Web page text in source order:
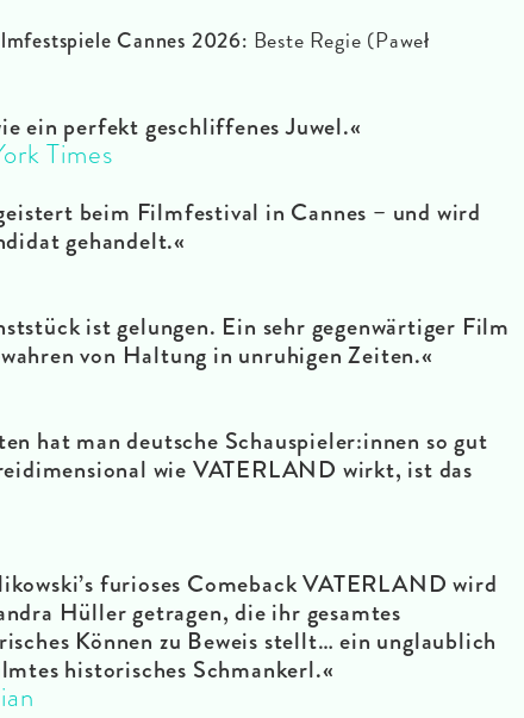
Cannes 2026: Beste Regie (Paweł
ein perfekt geschliffenes Juwel.«
Times
beim Filmfestival in Cannes – und wird
gehandelt.«
ist gelungen. Ein sehr gegenwärtiger Film
von Haltung in unruhigen Zeiten.«
hat man deutsche Schauspieler:innen so gut
wie VATERLAND wirkt, ist das
furioses Comeback VATERLAND wird
Hüller getragen, die ihr gesamtes
Können zu Beweis stellt… ein unglaublich
historisches Schmankerl.«